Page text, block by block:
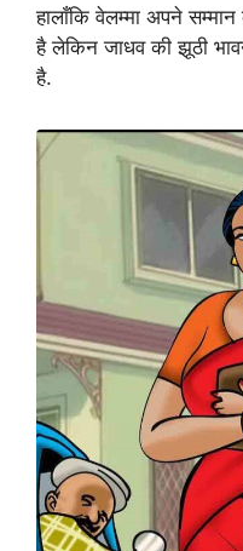
हालाँकि वेलम्मा अपने
है लेकिन जाधव की झूठी
है.